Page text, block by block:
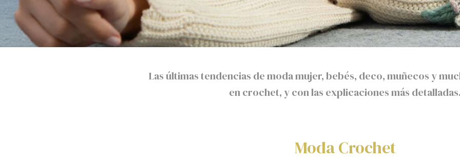
Las últimas tendencias de moda mujer, bebés, deco, muñecos y
en crochet, y con las explicaciones más detalladas.
Moda Crochet